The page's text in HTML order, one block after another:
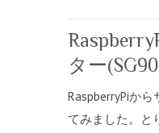
ター
RaspberryPiか
てみました。と